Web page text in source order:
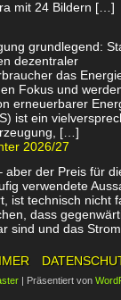
mit 24 Bildern […]
grundlegend:
dezentraler
das
Fokus und
erneuerbarer
ist ein
[…]
2026/27
aber der Preis für
verwendete
ist technisch nicht
dass
sind und das
| Präsentiert von